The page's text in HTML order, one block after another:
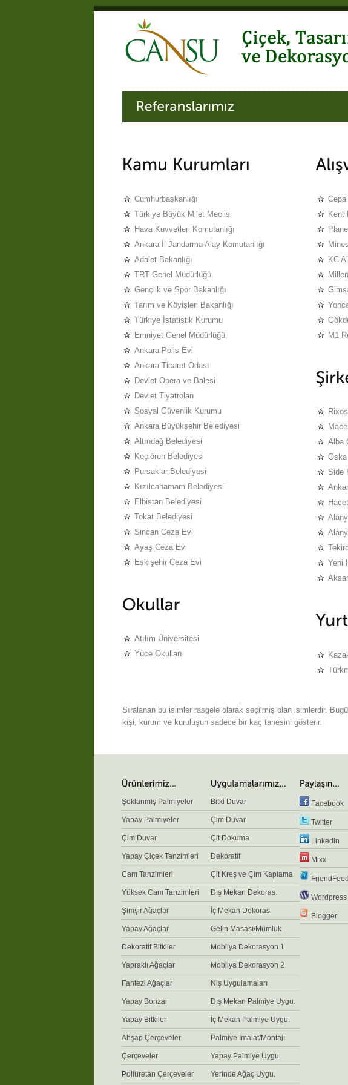
Cumhurbaşkanlığı
Türkiye Büyük Milet Meclisi
Hava Kuvvetleri Komutanlığı
Ankara İl Jandarma Alay Komutanlığı
Adalet Bakanlığı
TRT Genel Müdürlüğü
Gençlik ve Spor Bakanlığı
Tarım ve Köyişleri Bakanlığı
Türkiye İstatistik Kurumu
Emniyet Genel Müdürlüğü
Ankara Polis Evi
Ankara Ticaret Odası
Devlet Opera ve Balesi
Devlet Tiyatroları
Sosyal Güvenlik Kurumu
Ankara Büyükşehir Belediyesi
Altındağ Belediyesi
Keçiören Belediyesi
Pursaklar Belediyesi
Kızılcahamam Belediyesi
Elbistan Belediyesi
Tokat Belediyesi
Sincan Ceza Evi
Ayaş Ceza Evi
Eskişehir Ceza Evi
Atılım Üniversitesi
Yüce Okulları
Kent
KC
M1
Alba
Oska
Side
Yeni
Sıralanan bu isimler rasgele olarak seçilmiş olan isimlerdir.
kişi, kurum ve kuruluşun sadece bir kaç tanesini gösterir.
Şoklanmış Palmiyeler
Yapay Palmiyeler
Çim Duvar
Yapay Çiçek Tanzimleri
Cam Tanzimleri
Yüksek Cam Tanzimleri
Şimşir Ağaçlar
Yapay Ağaçlar
Dekoratif Bitkiler
Yapraklı Ağaçlar
Fantezi Ağaçlar
Yapay Bonzai
Yapay Bitkiler
Ahşap Çerçeveler
Çerçeveler
Poliüretan Çerçeveler
Bitki Duvar
Çim Duvar
Çit Dokuma
Dekoratif
Çit Kreş ve Çim Kaplama
Dış Mekan Dekoras.
İç Mekan Dekoras.
Gelin Masası/Mumluk
Mobilya Dekorasyon 1
Mobilya Dekorasyon 2
Niş Uygulamaları
Dış Mekan Palmiye Uygu.
İç Mekan Palmiye Uygu.
Palmiye İmalat/Montajı
Yapay Palmiye Uygu.
Yerinde Ağaç Uygu.
Facebook
Twitter
Linkedin
Mixx
FriendFeed
Wordpress
Blogger